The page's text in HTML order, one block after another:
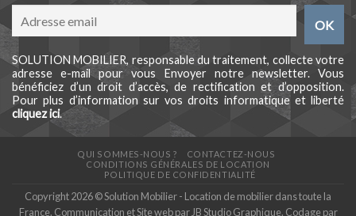
SOLUTION MOBILIER, responsable du traitement, collecte votre
adresse e-mail pour vous Envoyer notre newsletter. Vous
bénéficiez d’un droit d’accès, de rectification et d’opposition.
Pour plus d’information sur vos droits informatique et liberté
cliquez ici.
QUI SOMMES-NOUS ?
CONTACTEZ-NOUS
CONDITIONS GÉNÉRALES DE LOCATION
POLITIQUE DE CONFIDENTIALITÉ
Copyright 2026 © Solution Mobilier - Location de mobilier dans toute la
France. Communication et Site web par JB Studio Graphique. Codage par